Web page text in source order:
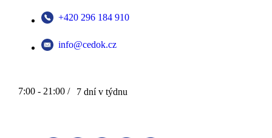
+420 296 184 910
info@cedok.cz
7:00 - 21:00 / 7 dní v týdnu